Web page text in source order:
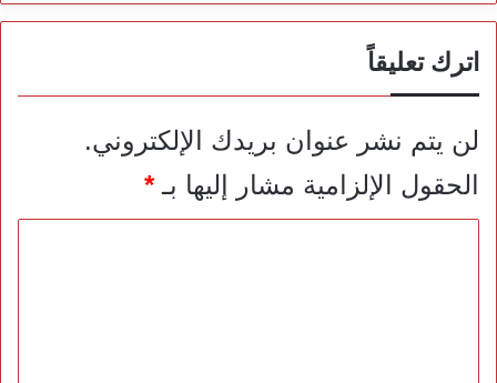
اترك تعليقاً
لن يتم نشر عنوان بريدك الإلكتروني.
الحقول الإلزامية مشار إليها بـ*